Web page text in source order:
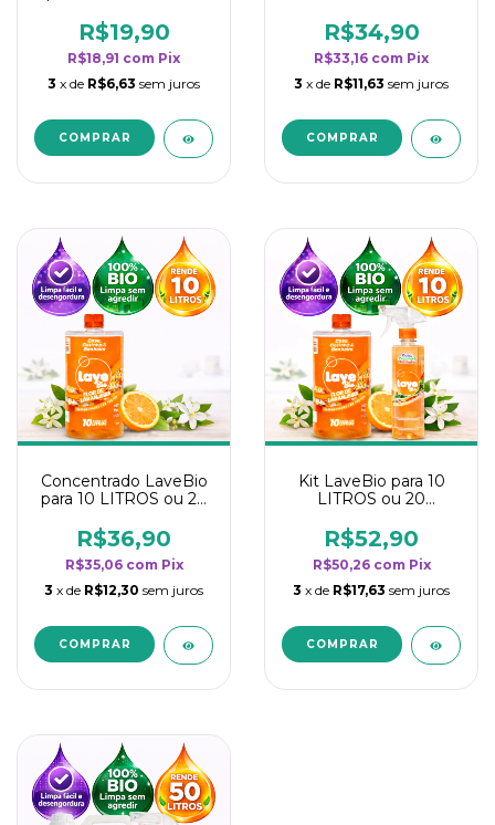
rendimento da
categoria - Flor de
Laranjeira
R$19,90
R$18,91 com Pix
3 x de R$6,63 sem juros
rendimento da
categoria - Flor de
Laranjeira
R$34,90
R$33,16 com Pix
3 x de R$11,63 sem juros
Concentrado LaveBio
para 10 LITROS ou 20
rendimento da
categoria - Flor de
Laranjeira
R$36,90
R$35,06 com Pix
3 x de R$12,30 sem juros
Kit LaveBio para 10
LITROS ou 20
rendimento da
categoria - Flor de
Laranjeira
R$52,90
R$50,26 com Pix
3 x de R$17,63 sem juros